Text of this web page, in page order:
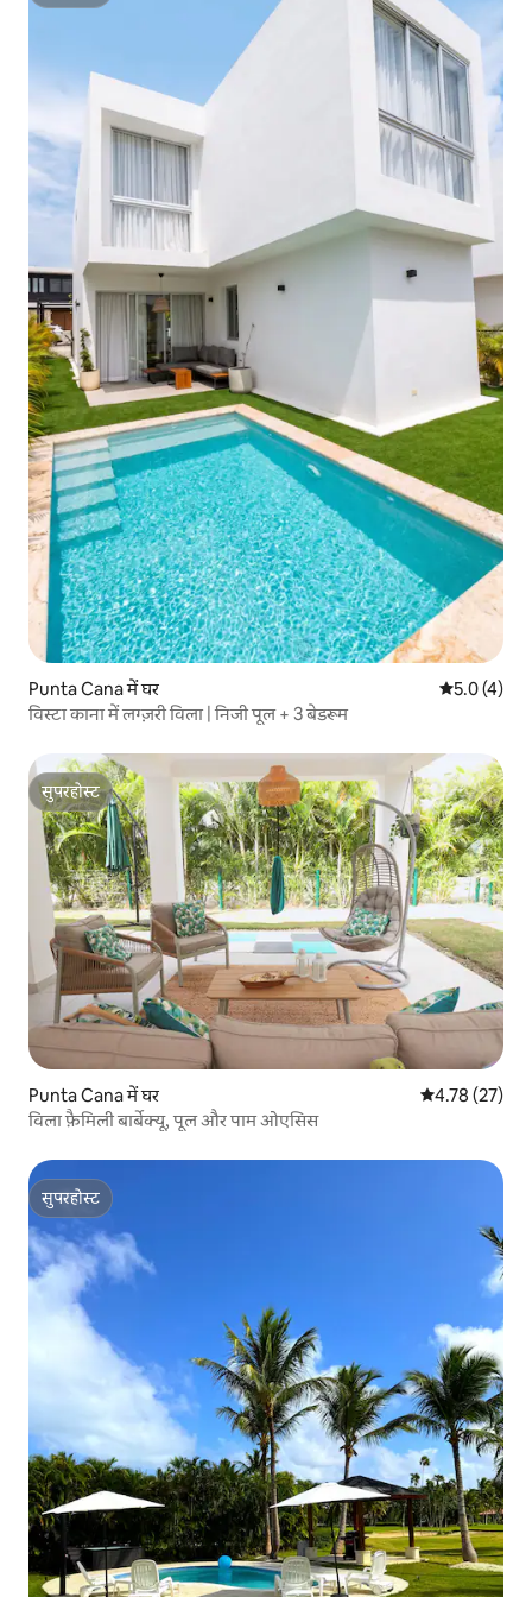
Punta Cana में घर औसत रेटिंग 5
5.0 (4)
विस्टा काना में लग्ज़री विला | निजी पूल + 3 बेडरूम
सुपरहोस्ट
सुपरहोस्ट
Punta Cana में घर औसत रेटिंग 5 में
4.78 (27)
विला फ़ैमिली बार्बेक्यू, पूल और पाम ओएसिस
सुपरहोस्ट
सुपरहोस्ट